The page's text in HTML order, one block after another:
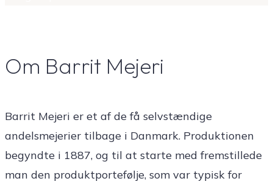
Om Barrit Mejeri
Barrit Mejeri er et af de få selvstændige
andelsmejerier tilbage i Danmark. Produktionen
begyndte i 1887, og til at starte med fremstillede
man den produktportefølje, som var typisk for